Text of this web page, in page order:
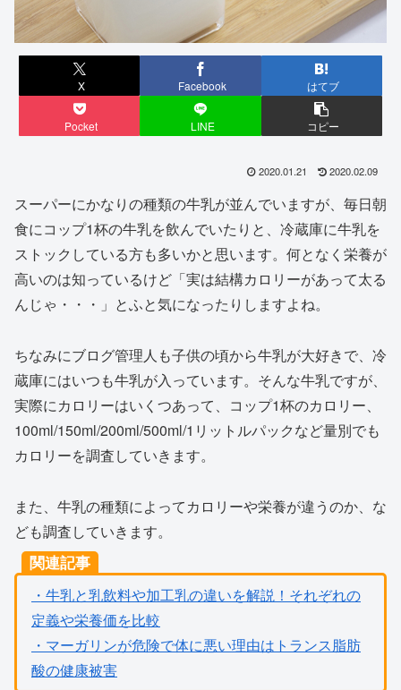
X Facebook はてブ
Pocket LINE コピー
2020.01.21 2020.02.09
スーパーにかなりの種類の牛乳が並んでいますが、毎日朝
食にコップ1杯の牛乳を飲んでいたりと、冷蔵庫に牛乳を
ストックしている方も多いかと思います。何となく栄養が
高いのは知っているけど「実は結構カロリーがあって太る
んじゃ・・・」とふと気になったりしますよね。
ちなみにブログ管理人も子供の頃から牛乳が大好きで、冷
蔵庫にはいつも牛乳が入っています。そんな牛乳ですが、
実際にカロリーはいくつあって、コップ1杯のカロリー、
100ml/150ml/200ml/500ml/1リットルパックなど量別でも
カロリーを調査していきます。
また、牛乳の種類によってカロリーや栄養が違うのか、な
ども調査していきます。
関連記事
・牛乳と乳飲料や加工乳の違いを解説！それぞれの
定義や栄養価を比較
・マーガリンが危険で体に悪い理由はトランス脂肪
酸の健康被害